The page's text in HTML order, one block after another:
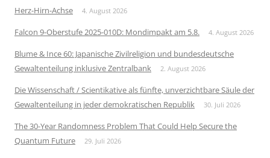
Herz-Hirn-Achse 4. August 2026
Falcon 9-Oberstufe 2025-010D: Mondimpakt am 5.8. 4. August 2026
Blume & Ince 60: Japanische Zivilreligion und bundesdeutsche
Gewaltenteilung inklusive Zentralbank
2. August 2026
Die Wissenschaft / Scientikative als fünfte, unverzichtbare Säule der
Gewaltenteilung in jeder demokratischen Republik
30. Juli 2026
The 30-Year Randomness Problem That Could Help Secure the
Quantum Future
29. Juli 2026